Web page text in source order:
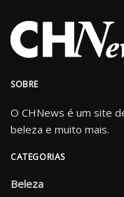
SOBRE
O CHNews é um site
beleza e muito mais.
CATEGORIAS
Beleza